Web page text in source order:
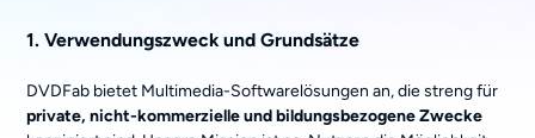
1. Verwendungszweck und Grundsätze
DVDFab bietet Multimedia-Softwarelösungen an, die streng für
private, nicht-kommerzielle und bildungsbezogene Zwecke